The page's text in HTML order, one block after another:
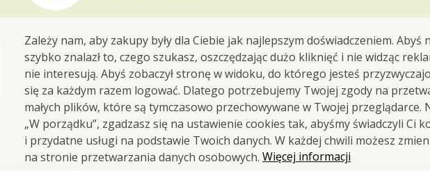
Zależy nam, aby zakupy były dla Ciebie jak najlepszym doświadczeniem. Abyś
szybko znalazł to, czego szukasz, oszczędzając dużo kliknięć i nie widząc
nie interesują. Abyś zobaczył stronę w widoku, do którego jesteś
się za każdym razem logować. Dlatego potrzebujemy Twojej zgody na
małych plików, które są tymczasowo przechowywane w Twojej przeglądarce.
„W porządku”, zgadzasz się na ustawienie cookies tak, abyśmy świadczyli Ci
i przydatne usługi na podstawie Twoich danych. W każdej chwili możesz
na stronie przetwarzania danych osobowych.Więcej informacji